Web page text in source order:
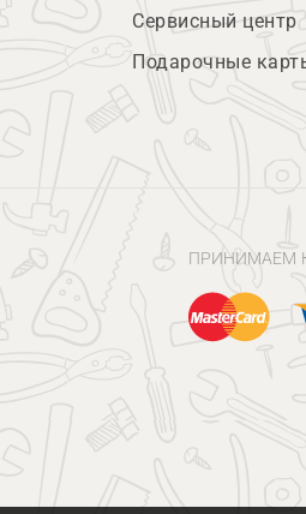
Сервисный центр
Подарочные
ПРИНИМАЕМ